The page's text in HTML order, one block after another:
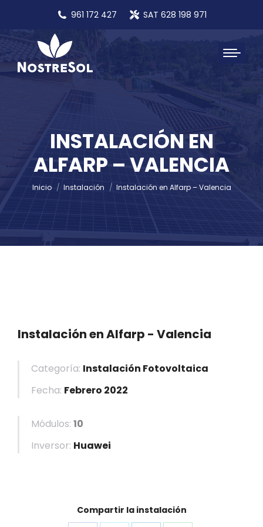
961 172 427 SAT 628 198 971
INSTALACIÓN EN
ALFARP – VALENCIA
Estás aquí:
Inicio Instalación Instalación en Alfarp – Valencia
Instalación en Alfarp - Valencia
Categoría: Instalación Fotovoltaica
Fecha: Febrero 2022
Módulos: 10
Inversor: Huawei
Compartir la instalación